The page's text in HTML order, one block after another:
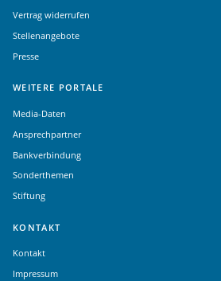
Vertrag widerrufen
Stellenangebote
Presse
WEITERE PORTALE
Media-Daten
Ansprechpartner
Bankverbindung
Sonderthemen
Stiftung
KONTAKT
Kontakt
Impressum